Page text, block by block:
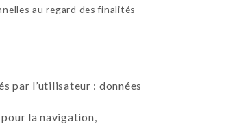
au regard des finalités
par l’utilisateur : données
la navigation,